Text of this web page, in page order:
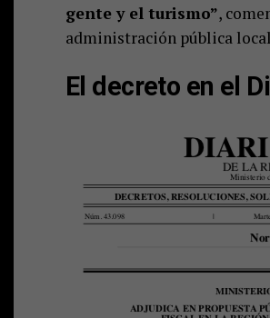
gente y el turismo”,
administración pública
El decreto en el